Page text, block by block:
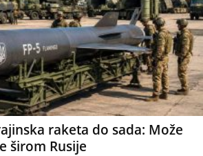
raketa do sada: Može
širom Rusije